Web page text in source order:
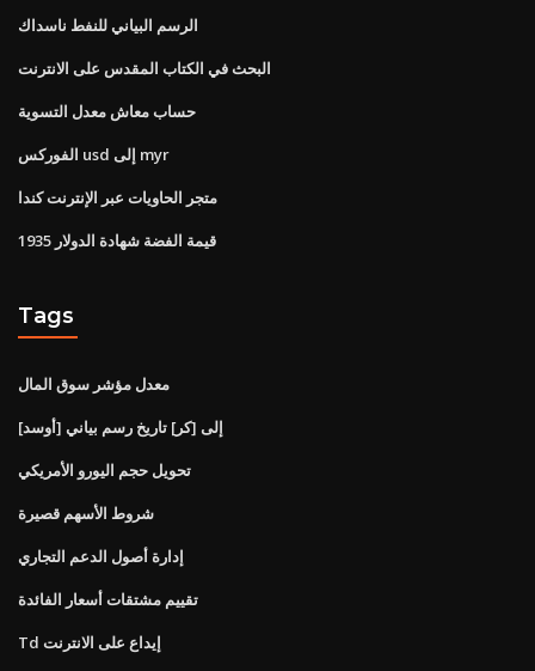
الرسم البياني للنفط ناسداك
البحث في الكتاب المقدس على الانترنت
حساب معاش معدل التسوية
الفوركس usd إلى myr
متجر الحاويات عبر الإنترنت كندا
قيمة الفضة شهادة الدولار 1935
Tags
معدل مؤشر سوق المال
[أوسد] إلى [كر] تاريخ رسم بياني
تحويل حجم اليورو الأمريكي
شروط الأسهم قصيرة
إدارة أصول الدعم التجاري
تقييم مشتقات أسعار الفائدة
Td إيداع على الانترنت